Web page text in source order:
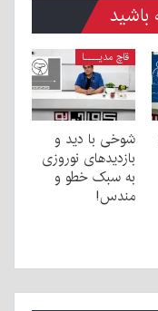
قاچ مدیــــا
شوخی با دید و
بازدیدهای نوروزی
به سبک خطو و
مندس!